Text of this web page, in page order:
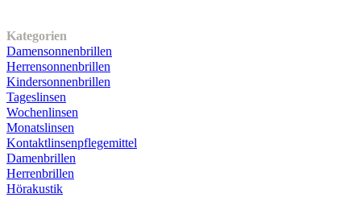
Kategorien
Damensonnenbrillen
Herrensonnenbrillen
Kindersonnenbrillen
Tageslinsen
Wochenlinsen
Monatslinsen
Kontaktlinsenpflegemittel
Damenbrillen
Herrenbrillen
Hörakustik